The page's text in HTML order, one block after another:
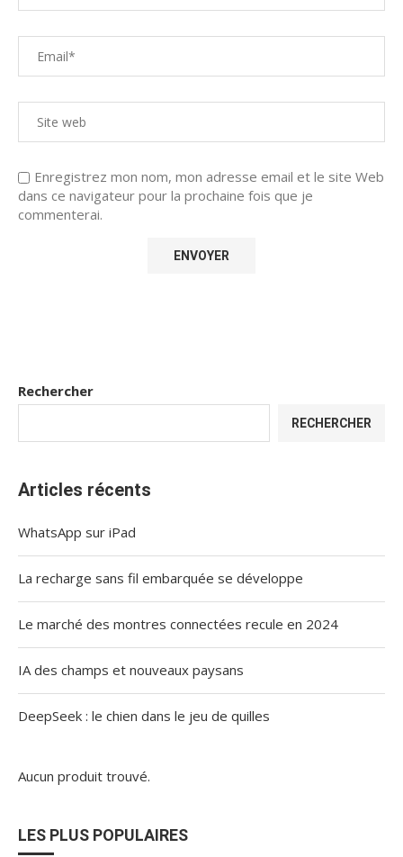
Enregistrez mon nom, mon adresse email et le site Web
dans ce navigateur pour la prochaine fois que je
commenterai.
Rechercher
RECHERCHER
Articles récents
WhatsApp sur iPad
La recharge sans fil embarquée se développe
Le marché des montres connectées recule en 2024
IA des champs et nouveaux paysans
DeepSeek : le chien dans le jeu de quilles
Aucun produit trouvé.
LES PLUS POPULAIRES